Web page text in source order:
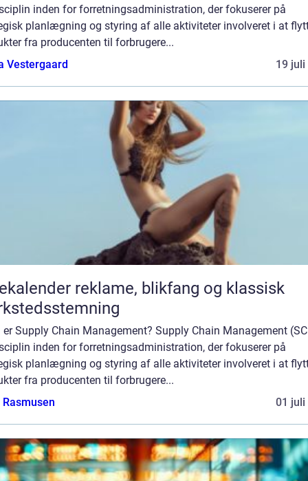
inden for forretningsadministration, der fokuserer på
planlægning og styring af alle aktiviteter involveret i at
fra producenten til forbrugere...
Vestergaard
19 juli
reklame, blikfang og klassisk
er Supply Chain Management? Supply Chain Management
inden for forretningsadministration, der fokuserer på
planlægning og styring af alle aktiviteter involveret i at
fra producenten til forbrugere...
01 juli